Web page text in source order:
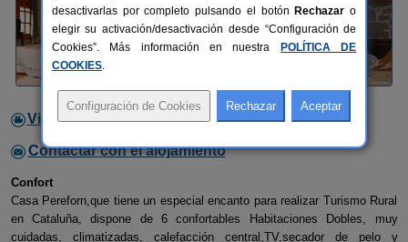
Video
Contactar con el alojamiento
Confort
Casa Pereforn,que tiene un especial encanto para realizar Turismo Rural
en Cataluña, dispone de 6 confortables Habitaciones Dobles, muy
cuidadas, climatizadas, calefacción central,TV,secador de pelo y
desactivarlas por completo pulsando el botón Rechazar o
elegir su activación/desactivación desde “Configuración de
Cookies”. Más información en nuestra
POLÍTICA DE
COOKIES.